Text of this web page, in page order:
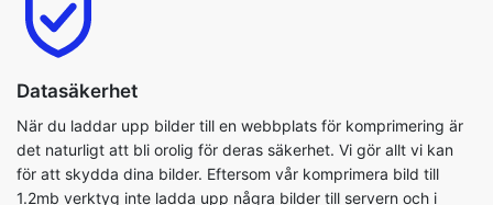
Datasäkerhet
När du laddar upp bilder till en webbplats för komprimering är
för att skydda dina bilder. Eftersom vår komprimera bild till
1.2mb verktyg inte ladda upp några bilder till servern och i
stället gör alla sina operationer i webbläsaren. Som ett resultat
kan vi garantera att våra konsumenter är helt säkra. Våra
servrar tillåter oss inte att se, dela med sig, eller lagra dem. När